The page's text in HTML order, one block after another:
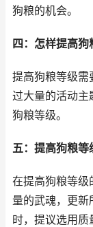
狗粮的机会。
四：怎样提高狗
提高狗粮等级需
过大量的活动主
狗粮等级。
五：提高狗粮等
在提高狗粮等级
量的武魂，更
时，提议选用质